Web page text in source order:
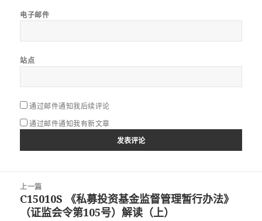
电子邮件
站点
通过邮件通知我后续评论
通过邮件通知我有新文章
上一篇
上
篇
C15010S 《私募投资基金监督管理暂行办法》
（证监会令第105号）解读（上）